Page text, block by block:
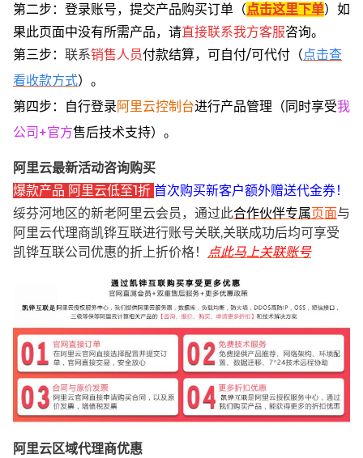
第二步：登录账号，提交产品购买订单（点击这里下单） 如
果此页面中没有所需产品，请直接联系我方客服咨询。
第三步： 联系销售人员付款结算，可自付/可代付（点击查
看收款方式）。
第四步：自行登录阿里云控制台进行产品管理（同时享受我
公司+官方售后技术支持）。
阿里云最新活动咨询购买
爆款产品 阿里云低至1折 首次购买新客户额外赠送代金券！
绥芬河地区的新老阿里云会员，通过此合作伙伴专属页面与
阿里云代理商凯铧互联进行账号关联,关联成功后均可享受
凯铧互联公司优惠的折上折价格！
点此马上关联账号
阿里云区域代理商优惠